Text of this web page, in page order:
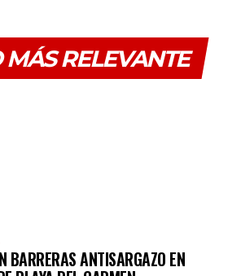
MÁS RELEVANTE
BARRERAS ANTISARGAZO EN